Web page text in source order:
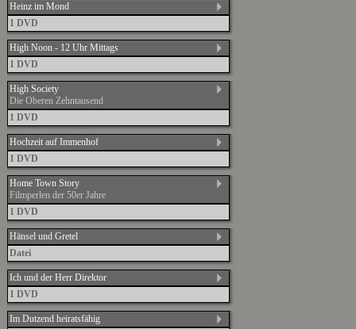
Heinz im Mond
1 DVD
High Noon - 12 Uhr Mittags
1 DVD
High Society
Die Oberen Zehntausend
1 DVD
Hochzeit auf Immenhof
1 DVD
Home Town Story
Filmperlen der 50er Jahre
1 DVD
Hänsel und Gretel
Datei
Ich und der Herr Direktor
1 DVD
Im Dutzend heiratsfähig